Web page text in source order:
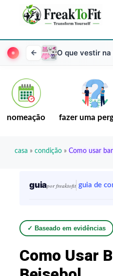
O que vestir
nomeação fazer uma
casa » condição » Como usar
guiapor freaktofit guia de
✓ Baseado em evidências
Como Usar